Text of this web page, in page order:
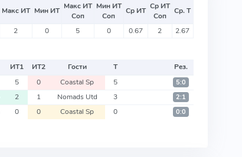
Макс ИТ Мин ИТ Макс ИТ
Соп
Мин ИТ
Соп
Ср ИТ Ср ИТ
Соп
Ср. Т
2 0 5 0 0.67 2 2.67
ИТ1 ИТ2 Гости Т
Рез.
5 0 Coastal Sp 5 5:0
2 1 Nomads Utd 3 2:1
0 0 Coastal Sp 0 0:0